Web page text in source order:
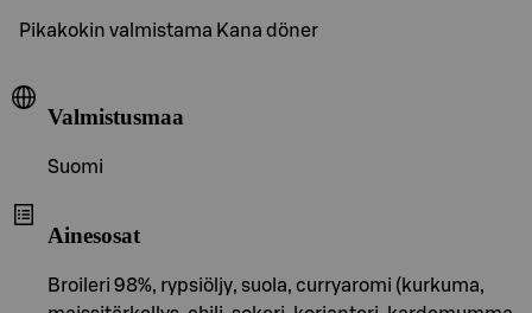
Pikakokin valmistama Kana döner
Valmistusmaa
Suomi
Ainesosat
Broileri 98%, rypsiöljy, suola, curryaromi (kurkuma,